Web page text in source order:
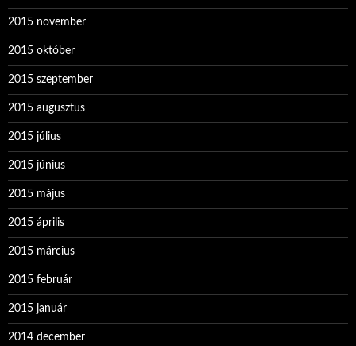
2015 november
2015 október
2015 szeptember
2015 augusztus
2015 július
2015 június
2015 május
2015 április
2015 március
2015 február
2015 január
2014 december